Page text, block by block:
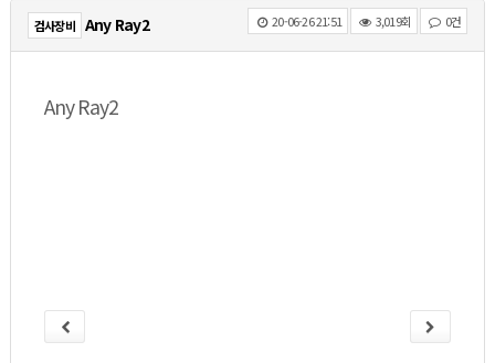
검사장비 Any Ray2 20-06-26 21:51 3,019회 0건
Any Ray2